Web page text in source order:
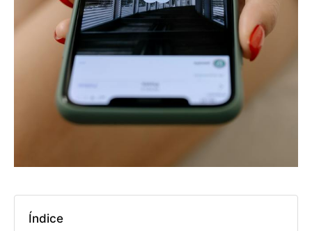
Índice